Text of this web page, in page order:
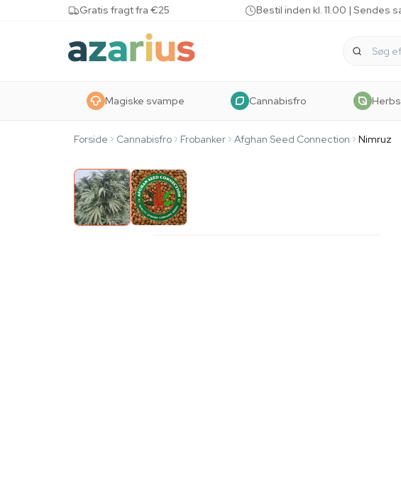
Skip to content Gratis fragt fra €25 Bestil inden kl. 11.00 | Sendes
Magiske svampe Cannabisfro
Forside Cannabisfro Frobanker Afghan Seed Connection Nimruz